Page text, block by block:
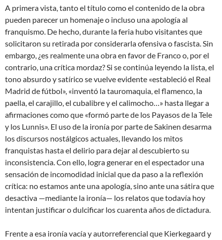
A primera vista, tanto el título como el contenido de la obra
pueden parecer un homenaje o incluso una apología al
franquismo. De hecho, durante la feria hubo visitantes que
solicitaron su retirada por considerarla ofensiva o fascista. Sin
embargo, ¿es realmente una obra en favor de Franco o, por el
contrario, una crítica mordaz? Si se continúa leyendo la lista, el
tono absurdo y satírico se vuelve evidente «estableció el Real
Madrid de fútbol», «inventó la tauromaquia, el flamenco, la
paella, el carajillo, el cubalibre y el calimocho…» hasta llegar a
afirmaciones como que «formó parte de los Payasos de la Tele
y los Lunnis». El uso de la ironía por parte de Sakinen desarma
los discursos nostálgicos actuales, llevando los mitos
franquistas hasta el delirio para dejar al descubierto su
inconsistencia. Con ello, logra generar en el espectador una
sensación de incomodidad inicial que da paso a la reflexión
crítica: no estamos ante una apología, sino ante una sátira que
desactiva —mediante la ironía— los relatos que todavía hoy
intentan justificar o dulcificar los cuarenta años de dictadura.
Frente a esa ironía vacía y autorreferencial que Kierkegaard y